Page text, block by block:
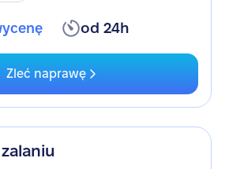
od 24h
Zleć naprawę
zalaniu